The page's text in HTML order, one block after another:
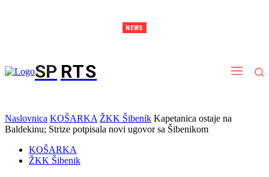
NEWS
SP RTS
Naslovnica KOŠARKA ŽKK Šibenik Kapetanica ostaje na
Baldekinu; Strize potpisala novi ugovor sa Šibenikom
KOŠARKA
ŽKK Šibenik